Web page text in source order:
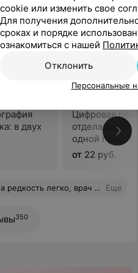
в двух
Цифровая
отдела
одной
от 22 руб.
что помогло избежать неприятных ощущений. Еще
350
cookie или изменить свое
Для получения
сроках и порядке
ознакомиться с нашей
Отклонить
Персональные